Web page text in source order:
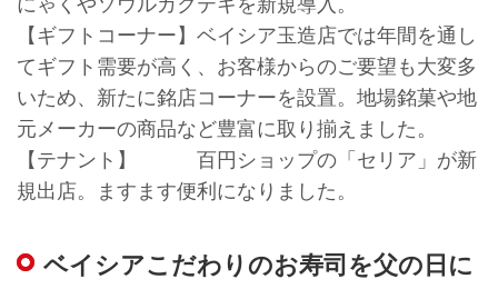
【ギフトコーナー】ベイシア玉造店では年間を通し
てギフト需要が高く、お客様からのご要望も大変多
いため、新たに銘店コーナーを設置。地場銘菓や地
元メーカーの商品など豊富に取り揃えました。
【テナント】 百円ショップの「セリア」が新
規出店。ますます便利になりました。
ベイシアこだわりのお寿司を父の日に